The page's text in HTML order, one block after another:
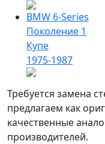
BMW 6-Series
Поколение 1
Купе
1975-1987
Требуется замена
предлагаем как
качественные
производителей.